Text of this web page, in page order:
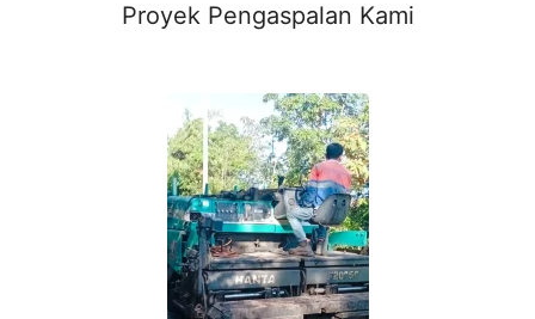
Proyek Pengaspalan Kami